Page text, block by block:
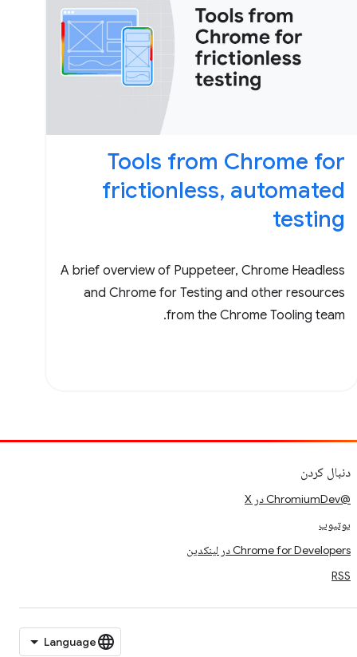
Tools from Chrome for
frictionless, automated
testing
A brief overview of Puppeteer, Chrome Headless
and Chrome for Testing and other resources
from the Chrome Tooling team.
دنبال کردن
@ChromiumDev در X
یوتیوب
Chrome for Developers در لینکدین
RSS